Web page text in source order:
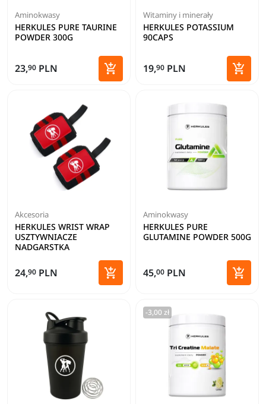
Aminokwasy
HERKULES PURE TAURINE
POWDER 300G
23,90 PLN 
Dodaj do koszyka
Witaminy i minerały
HERKULES POTASSIUM
90CAPS
19,90 PLN 
Dodaj
Akcesoria
HERKULES WRIST WRAP
USZTYWNIACZE
NADGARSTKA
24,90 PLN 
Dodaj do koszyka
Aminokwasy
HERKULES PURE
GLUTAMINE POWDER 500G
45,00 PLN 
Dodaj
-3,00 zł